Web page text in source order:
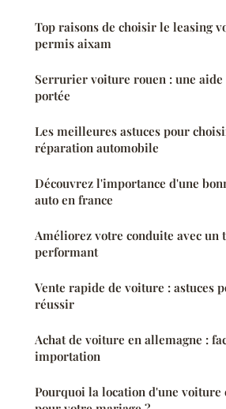
Top raisons de choisir le leasing
permis aixam
Serrurier voiture rouen : une
portée
Les meilleures astuces pour
réparation automobile
Découvrez l'importance d'une
auto en france
Améliorez votre conduite avec un
performant
Vente rapide de voiture : astuces
réussir
Achat de voiture en allemagne :
importation
Pourquoi la location d'une voiture